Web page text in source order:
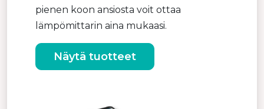
pienen koon ansiosta voit ottaa
lämpömittarin aina mukaasi.
Näytä tuotteet